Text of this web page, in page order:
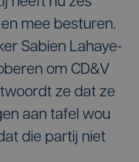
mee besturen.
Sabien Lahaye-
om CD&V
ze dat ze
aan tafel wou
die partij niet